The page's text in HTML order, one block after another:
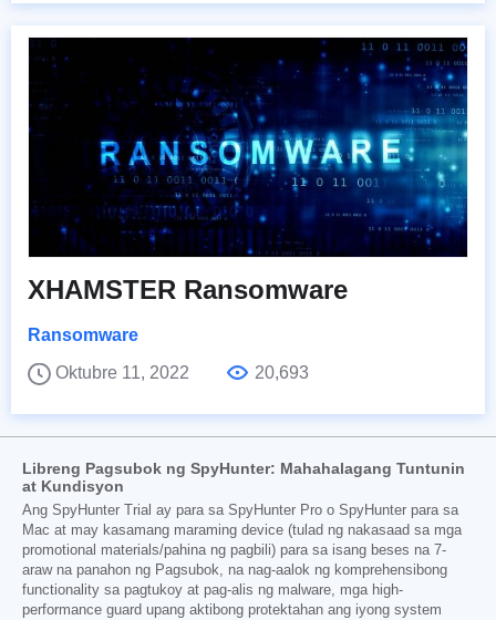
XHAMSTER Ransomware
Ransomware
Oktubre 11, 2022
20,693
Libreng Pagsubok ng SpyHunter: Mahahalagang Tuntunin
at Kundisyon
Ang SpyHunter Trial ay para sa SpyHunter Pro o SpyHunter para sa
Mac at may kasamang maraming device (tulad ng nakasaad sa mga
promotional materials/pahina ng pagbili) para sa isang beses na 7-
araw na panahon ng Pagsubok, na nag-aalok ng komprehensibong
functionality sa pagtukoy at pag-alis ng malware, mga high-
performance guard upang aktibong protektahan ang iyong system